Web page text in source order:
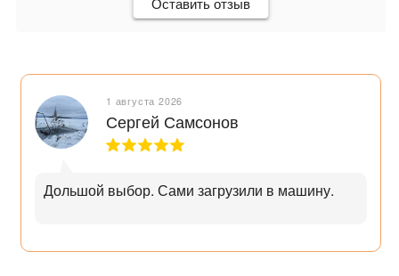
1 августа 2026
Сергей Самсонов
Дольшой выбор. Сами загрузили в машину.